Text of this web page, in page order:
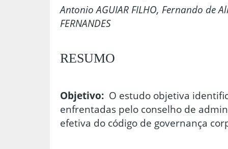
Antonio AGUIAR FILHO, Fernando de
FERNANDES
RESUMO
Objetivo: O estudo objetiva
enfrentadas pelo conselho de
efetiva do código de governança